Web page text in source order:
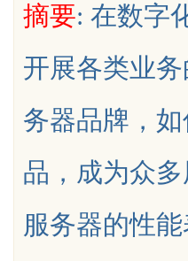
uz
摘要: 在数字
开展各类业
务器品牌，
品，成为众
服务器的性